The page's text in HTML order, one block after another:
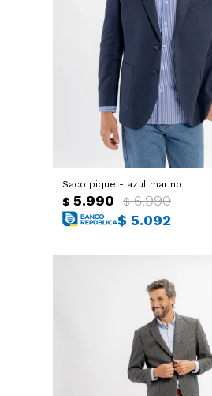
Saco pique - azul marino
$ 5.990 $ 6.990
$ 5.092